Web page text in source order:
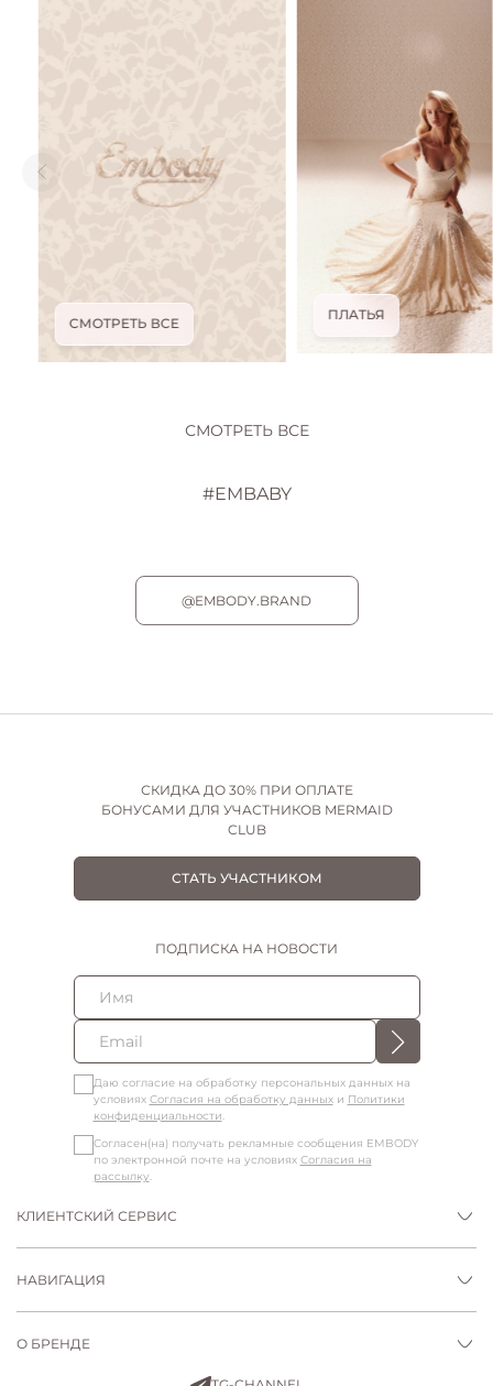
СМОТРЕТЬ ВСЕ
ПЛАТЬЯ
СМОТРЕТЬ ВСЕ
#EMBABY
@EMBODY.BRAND
СКИДКА ДО 30% ПРИ ОПЛАТЕ
БОНУСАМИ ДЛЯ УЧАСТНИКОВ MERMAID
CLUB
СТАТЬ УЧАСТНИКОМ
ПОДПИСКА НА НОВОСТИ
Даю согласие на обработку персональных данных на
условиях Согласия на обработку данныхи Политики
конфиденциальности.
Согласен(на) получать рекламные сообщения EMBODY
по электронной почте на условиях Согласия на
рассылку.
КЛИЕНТСКИЙ СЕРВИС
НАВИГАЦИЯ
О БРЕНДЕ